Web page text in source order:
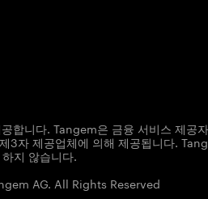
니다. Tangem은 금융 서비스 제공
자 제공업체에 의해 제공됩니다.
지 않습니다.